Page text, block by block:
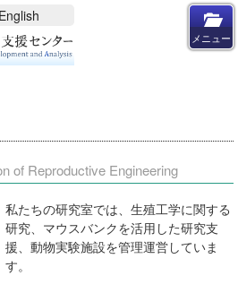
メニュー
English
of Reproductive Engineering
私たちの研究室では、生殖工学に関する
研究、マウスバンクを活用した研究支
援、動物実験施設を管理運営していま
す。
概要
野
用施設
ス